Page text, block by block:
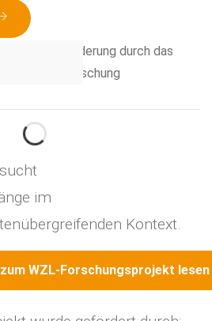
im
Kontext.
WZL-Forschungsprojekt lesen